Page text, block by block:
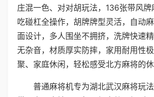
庄混一色、对对胡玩法，136张带风
吃碰杠全操作，胡牌牌型灵活，自动
面设计，多人围坐不拥挤，洗牌快速
无杂音，材质厚实防摔，家用耐用性
聚、家庭休闲，轻松感受北方麻将的休
普通麻将机专为湖北武汉麻将玩